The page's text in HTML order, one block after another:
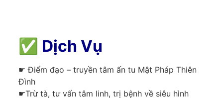
✅ Dịch Vụ
☛ Điểm đạo – truyền tâm ấn tu Mật Pháp Thiên
Đình
☛Trừ tà, tư vấn tâm linh, trị bệnh về siêu hình